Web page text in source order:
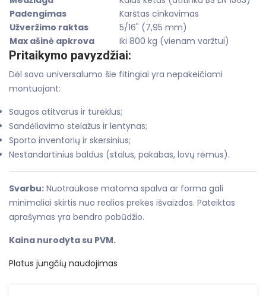
Padengimas
Karštas cinkavimas
Užveržimo raktas
5/16" (7,95 mm)
Max ašinė apkrova
Iki 800 kg (vienam varžtui)
Pritaikymo pavyzdžiai:
Dėl savo universalumo šie fitingiai yra nepakeičiami
montuojant:
Saugos atitvarus ir turėklus;
Sandėliavimo stelažus ir lentynas;
Sporto inventorių ir skersinius;
Nestandartinius baldus (stalus, pakabas, lovų rėmus).
Svarbu: Nuotraukose matoma spalva ar forma gali
minimaliai skirtis nuo realios prekės išvaizdos. Pateiktas
aprašymas yra bendro pobūdžio.
Kaina nurodyta su PVM.
Platus jungčių naudojimas